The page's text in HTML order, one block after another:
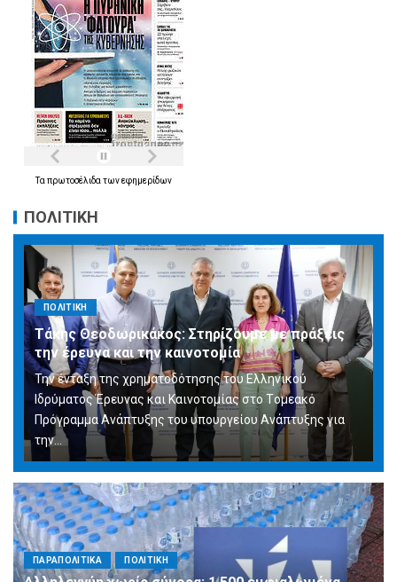
Τα πρωτοσέλιδα τωνεφημερίδων
ΠΟΛΙΤΙΚΗ
ΠΟΛΙΤΙΚΗ
Τάκης Θεοδωρικάκος: Στηρίζουμε με πράξεις
την έρευνα και την καινοτομία
Την ένταξη της χρηματοδότησης του Ελληνικού
Ιδρύματος Έρευνας και Καινοτομίας στο Tομεακό
Πρόγραμμα Ανάπτυξης του υπουργείου Ανάπτυξης για
την…
ΠΑΡΑΠΟΛΙΤΙΚΑ ΠΟΛΙΤΙΚΗ